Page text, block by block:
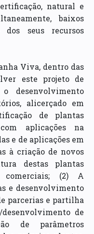
natural e
baixos
seus recursos
Viva, dentro das
este projeto de
desenvolvimento
alicerçado em
de plantas
aplicações na
e de aplicações em
à criação de novos
destas plantas
(2) A
e desenvolvimento
parcerias e partilha
desenvolvimento de
de parâmetros